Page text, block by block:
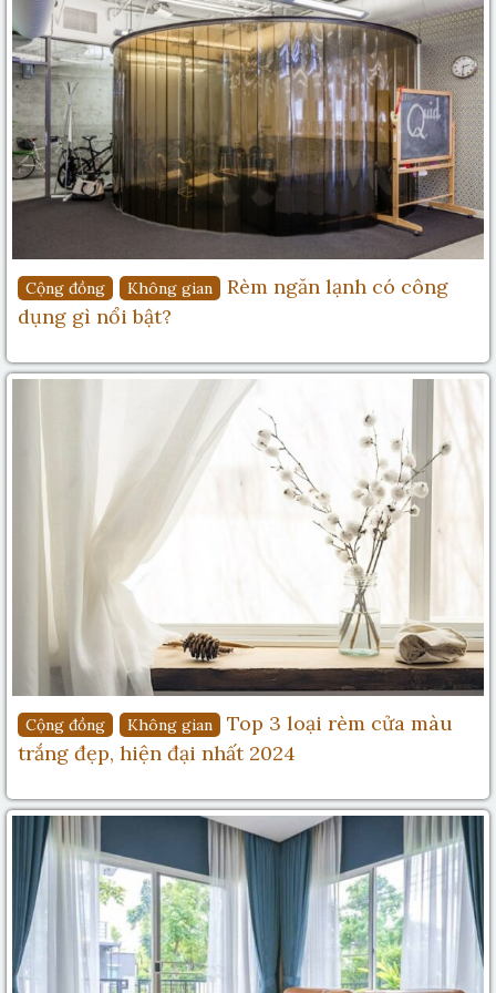
Cộng đồng Không gian
Top 3 loại rèm cửa màu
trắng đẹp, hiện đại nhất 2024
Cộng đồng Không gian
Rèm ngăn lạnh có công
dụng gì nổi bật?